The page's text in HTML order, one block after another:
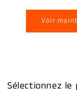
Voir
Sélectionnez le